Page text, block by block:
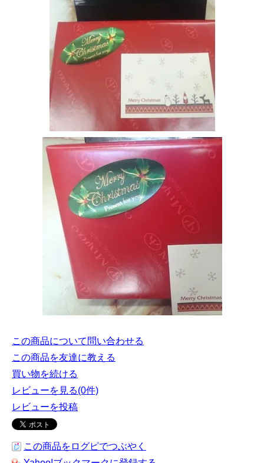
この商品について問い合わせる
この商品を友達に教える
買い物を続ける
レビューを見る(0件)
レビューを投稿
この商品をログピでつぶやく